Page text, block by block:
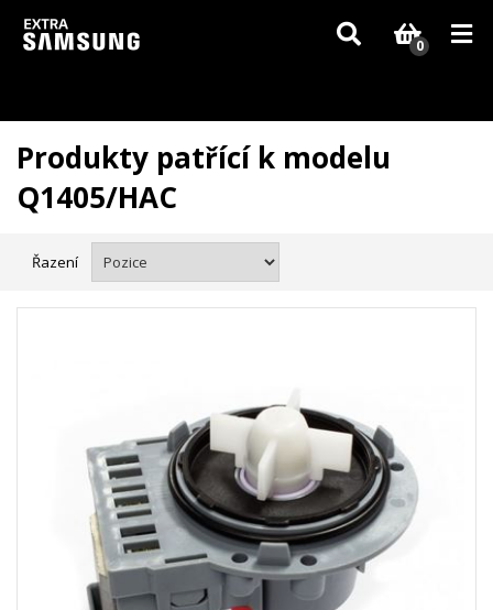
Vzhledem k aktuální situaci se může dodání dílů, které nejsou skladem,
zpozdit. Děkujeme za pochopení.
0
Produkty patřící k modelu
Q1405/HAC
Řazení